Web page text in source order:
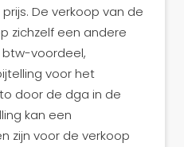
De verkoop van de
zichzelf een andere
voordeel,
voor het
door de dga in de
kan een
zijn voor de verkoop